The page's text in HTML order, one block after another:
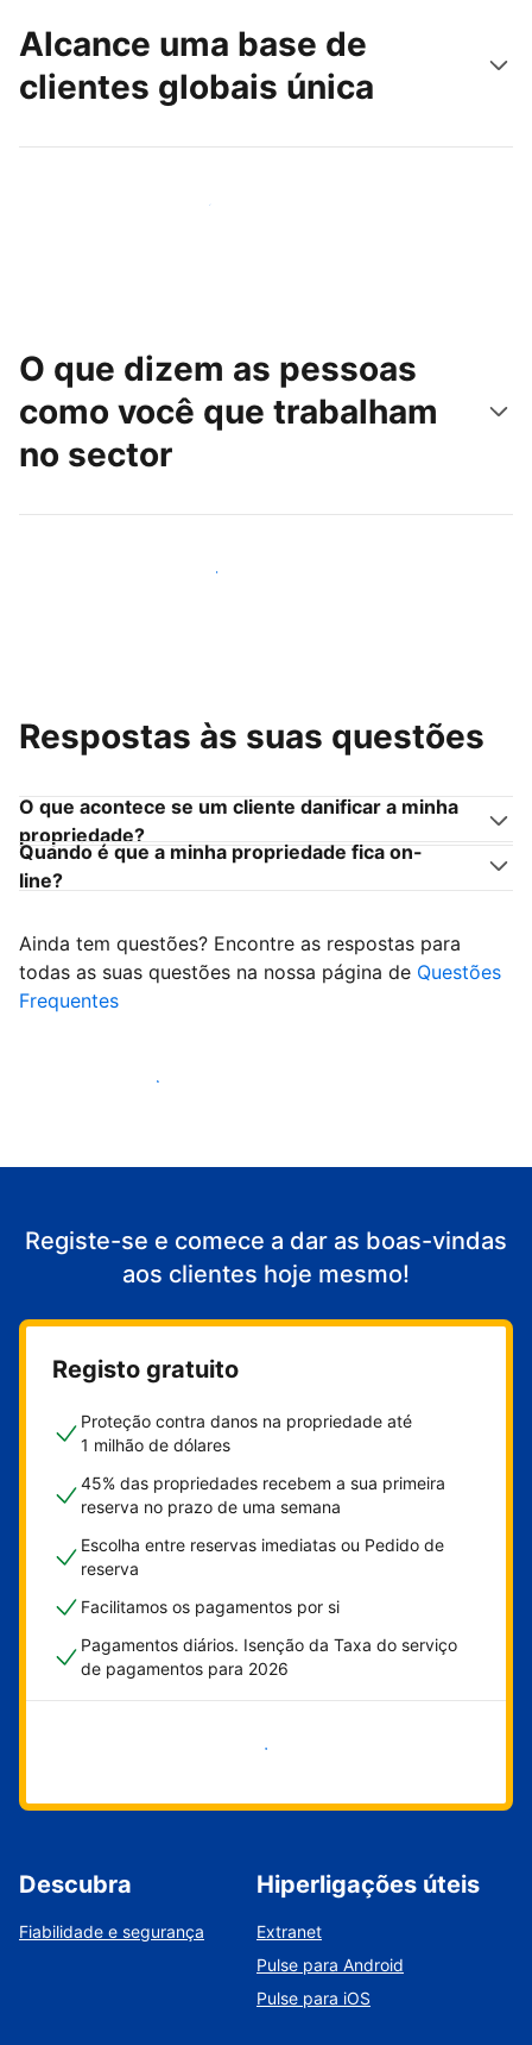
Alcance uma base de
clientes globais única
Chegue hoje mesmo a novas pessoas
O que dizem as pessoas
como você que trabalham
no sector
Junte-se a outros anfitriões como você
Respostas às suas questões
O que acontece se um cliente danificar a minha
propriedade?
Quando é que a minha propriedade fica on-
line?
Ainda tem questões? Encontre as respostas para
todas as suas questões na nossa página de Questões
Frequentes
Comece a receber clientes
Registe-se e comece a dar as boas-vindas
aos clientes hoje mesmo!
Registo gratuito
Proteção contra danos na propriedade até
1 milhão de dólares
45% das propriedades recebem a sua primeira
reserva no prazo de uma semana
Escolha entre reservas imediatas ou Pedido de
reserva
Facilitamos os pagamentos por si
Pagamentos diários. Isenção da Taxa do serviço
de pagamentos para 2026
Comece já
Descubra
Fiabilidade e segurança
Hiperligações úteis
Extranet
Pulse para Android
Pulse para iOS